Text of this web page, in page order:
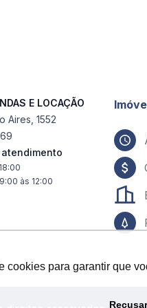
cookies para garantir que
cookies para garantir que
E LOCAÇÃO
Aires, 1552
às 12:00